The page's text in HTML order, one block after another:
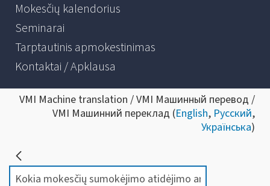
Mokesčių kalendorius
Seminarai
Tarptautinis apmokestinimas
Kontaktai / Apklausa
VMI Machine translation / VMI Машинный перевод /
VMI Машинний переклад (English, Русский,
Українська)